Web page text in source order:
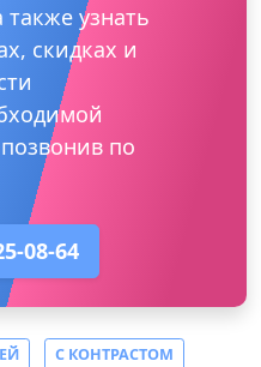
также узнать
скидках и
по
08-64
С КОНТРАСТОМ